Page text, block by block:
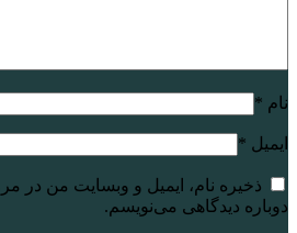
نام *
ایمیل *
ذخیره نام، ایمیل و وبسایت من در
دوباره دیدگاهی می‌نویسم.